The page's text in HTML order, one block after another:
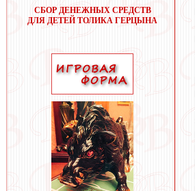
СБОР ДЕНЕЖНЫХ СРЕДСТВ
ДЛЯ ДЕТЕЙ ТОЛИКА ГЕРЦЫНА